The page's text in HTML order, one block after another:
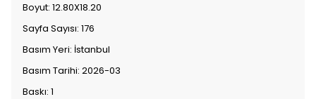
Boyut: 12.80X18.20
Sayfa Sayısı: 176
Basım Yeri: İstanbul
Basım Tarihi: 2026-03
Baskı: 1